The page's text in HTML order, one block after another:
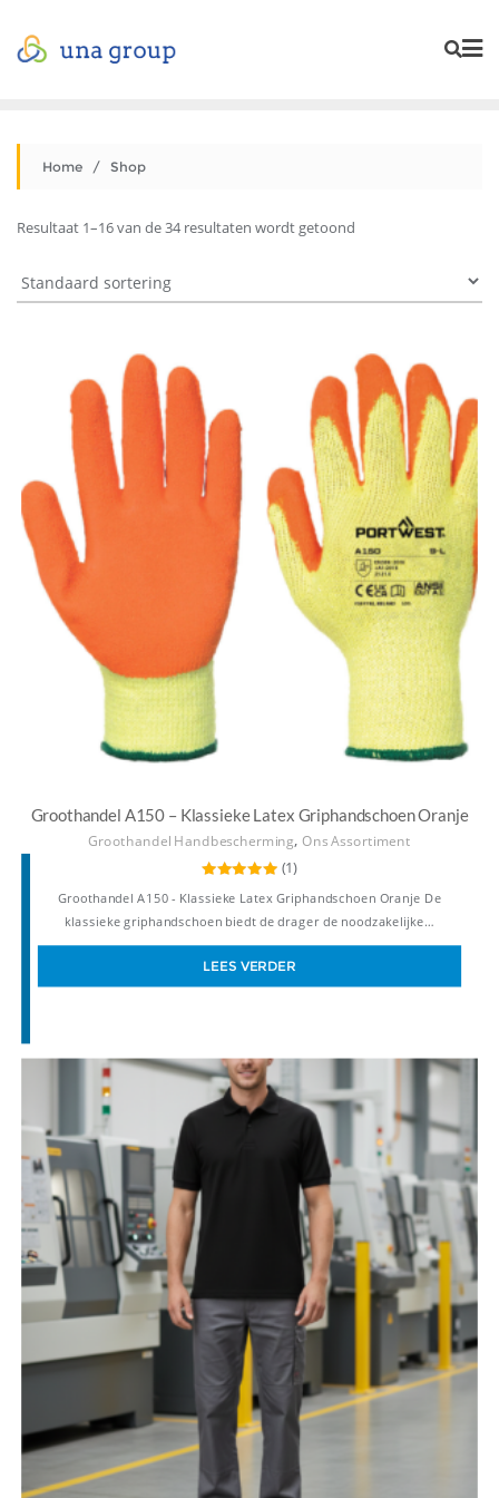
Home / Shop
Resultaat 1–16 van de 34 resultaten wordt getoond
Groothandel A150 – Klassieke Latex Griphandschoen Oranje
Groothandel Handbescherming,Ons Assortiment
5.00
uit 5
(1)
Groothandel A150 - Klassieke Latex Griphandschoen Oranje De
klassieke griphandschoen biedt de drager de noodzakelijke…
LEES VERDER